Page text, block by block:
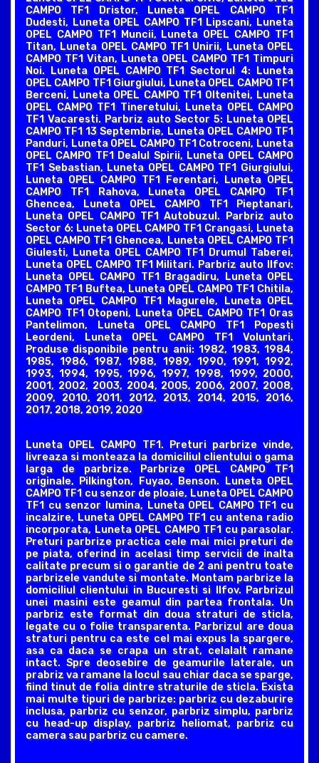
CAMPO TF1 Dristor, Luneta OPEL CAMPO TF1
Dudesti, Luneta OPEL CAMPO TF1 Lipscani, Luneta
OPEL CAMPO TF1 Muncii, Luneta OPEL CAMPO TF1
Titan, Luneta OPEL CAMPO TF1 Unirii, Luneta OPEL
CAMPO TF1 Vitan, Luneta OPEL CAMPO TF1 Timpuri
Noi. Luneta OPEL CAMPO TF1 Sectorul 4: Luneta
OPEL CAMPO TF1 Giurgiului, Luneta OPEL CAMPO TF1
Berceni, Luneta OPEL CAMPO TF1 Oltenitei, Luneta
OPEL CAMPO TF1 Tineretului, Luneta OPEL CAMPO
TF1 Vacaresti. Parbriz auto Sector 5: Luneta OPEL
CAMPO TF1 13 Septembrie, Luneta OPEL CAMPO TF1
Panduri, Luneta OPEL CAMPO TF1 Cotroceni, Luneta
OPEL CAMPO TF1 Dealul Spirii, Luneta OPEL CAMPO
TF1 Sebastian, Luneta OPEL CAMPO TF1 Giurgiului,
Luneta OPEL CAMPO TF1 Ferentari, Luneta OPEL
CAMPO TF1 Rahova, Luneta OPEL CAMPO TF1
Ghencea, Luneta OPEL CAMPO TF1 Pieptanari,
Luneta OPEL CAMPO TF1 Autobuzul. Parbriz auto
Sector 6: Luneta OPEL CAMPO TF1 Crangasi, Luneta
OPEL CAMPO TF1 Ghencea, Luneta OPEL CAMPO TF1
Giulesti, Luneta OPEL CAMPO TF1 Drumul Taberei,
Luneta OPEL CAMPO TF1 Militari. Parbriz auto Ilfov:
Luneta OPEL CAMPO TF1 Bragadiru, Luneta OPEL
CAMPO TF1 Buftea, Luneta OPEL CAMPO TF1 Chitila,
Luneta OPEL CAMPO TF1 Magurele, Luneta OPEL
CAMPO TF1 Otopeni, Luneta OPEL CAMPO TF1 Oras
Pantelimon, Luneta OPEL CAMPO TF1 Popesti
Leordeni, Luneta OPEL CAMPO TF1 Voluntari.
Produse disponibile pentru anii: 1982, 1983, 1984,
1985, 1986, 1987, 1988, 1989, 1990, 1991, 1992,
1993, 1994, 1995, 1996, 1997, 1998, 1999, 2000,
2001, 2002, 2003, 2004, 2005, 2006, 2007, 2008,
2009, 2010, 2011, 2012, 2013, 2014, 2015, 2016,
2017, 2018, 2019, 2020
Luneta OPEL CAMPO TF1. Preturi parbrize vinde,
livreaza si monteaza la domiciliul clientului o gama
larga de parbrize. Parbrize OPEL CAMPO TF1
originale, Pilkington, Fuyao, Benson. Luneta OPEL
CAMPO TF1 cu senzor de ploaie, Luneta OPEL CAMPO
TF1 cu senzor lumina, Luneta OPEL CAMPO TF1 cu
incalzire, Luneta OPEL CAMPO TF1 cu antena radio
incorporata, Luneta OPEL CAMPO TF1 cu parasolar.
Preturi parbrize practica cele mai mici preturi de
pe piata, oferind in acelasi timp servicii de inalta
calitate precum si o garantie de 2 ani pentru toate
parbrizele vandute si montate. Montam parbrize la
domiciliul clientului in Bucuresti si Ilfov. Parbrizul
unei masini este geamul din partea frontala. Un
parbriz este format din doua straturi de sticla,
legate cu o folie transparenta. Parbrizul are doua
straturi pentru ca este cel mai expus la spargere,
asa ca daca se crapa un strat, celalalt ramane
intact. Spre deosebire de geamurile laterale, un
prabriz va ramane la locul sau chiar daca se sparge,
fiind tinut de folia dintre straturile de sticla. Exista
mai multe tipuri de parbrize: parbriz cu dezaburire
inclusa, parbriz cu senzor, parbriz simplu, parbriz
cu head-up display, parbriz heliomat, parbriz cu
camera sau parbriz cu camere.